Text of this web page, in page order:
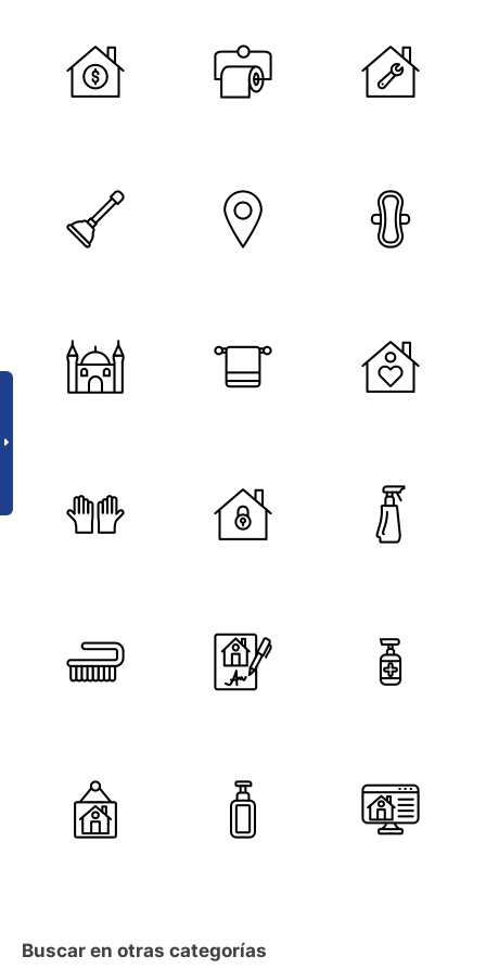
Buscar en otras categorías